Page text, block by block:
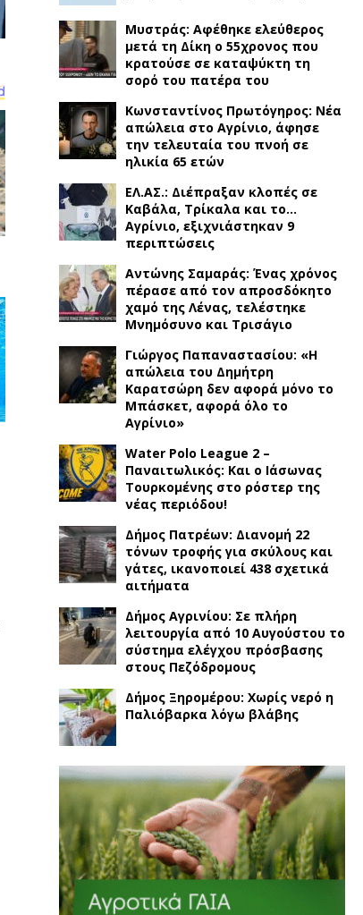
Μυστράς: Αφέθηκε ελεύθερος
μετά τη Δίκη ο 55χρονος που
κρατούσε σε καταψύκτη τη
σορό του πατέρα του
Κωνσταντίνος Πρωτόγηρος: Νέα
απώλεια στο Αγρίνιο, άφησε
την τελευταία του πνοή σε
ηλικία 65 ετών
ΕΛ.ΑΣ.: Διέπραξαν κλοπές σε
Καβάλα, Τρίκαλα και το…
Αγρίνιο, εξιχνιάστηκαν 9
περιπτώσεις
Αντώνης Σαμαράς: Ένας χρόνος
πέρασε από τον απροσδόκητο
χαμό της Λένας, τελέστηκε
Μνημόσυνο και Τρισάγιο
Γιώργος Παπαναστασίου: «Η
απώλεια του Δημήτρη
Καρατσώρη δεν αφορά μόνο το
Μπάσκετ, αφορά όλο το
Αγρίνιο»
Water Polo League 2 –
Παναιτωλικός: Και ο Ιάσωνας
Τουρκομένης στο ρόστερ της
νέας περιόδου!
Δήμος Πατρέων: Διανομή 22
τόνων τροφής για σκύλους και
γάτες, ικανοποιεί 438 σχετικά
αιτήματα
Δήμος Αγρινίου: Σε πλήρη
λειτουργία από 10 Αυγούστου το
σύστημα ελέγχου πρόσβασης
στους Πεζόδρομους
Δήμος Ξηρομέρου: Χωρίς νερό η
Παλιόβαρκα λόγω βλάβης